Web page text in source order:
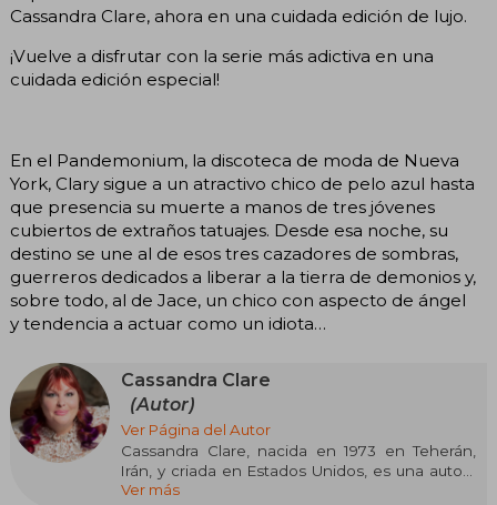
Cassandra Clare, ahora en una cuidada edición de lujo.
¡Vuelve a disfrutar con la serie más adictiva en una
cuidada edición especial!
En el Pandemonium, la discoteca de moda de Nueva
York, Clary sigue a un atractivo chico de pelo azul hasta
que presencia su muerte a manos de tres jóvenes
cubiertos de extraños tatuajes. Desde esa noche, su
destino se une al de esos tres cazadores de sombras,
guerreros dedicados a liberar a la tierra de demonios y,
sobre todo, al de Jace, un chico con aspecto de ángel
y tendencia a actuar como un idiota…
Cassandra Clare
(Autor)
Ver Página del Autor
Cassandra Clare, nacida en 1973 en Teherán,
Irán, y criada en Estados Unidos, es una autora
mundialmente conocida por sus sagas de
Ver más